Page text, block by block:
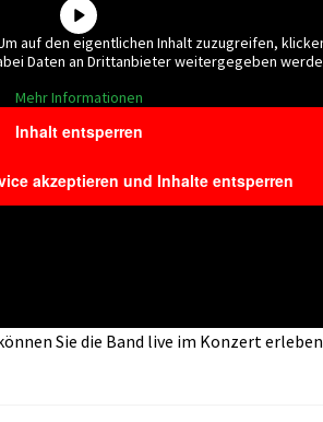
auf den eigentlichen Inhalt zuzugreifen,
Daten an Drittanbieter weitergegeben
Mehr Informationen
Inhalt entsperren
akzeptieren und Inhalte entsperren
Sie die Band live im Konzert